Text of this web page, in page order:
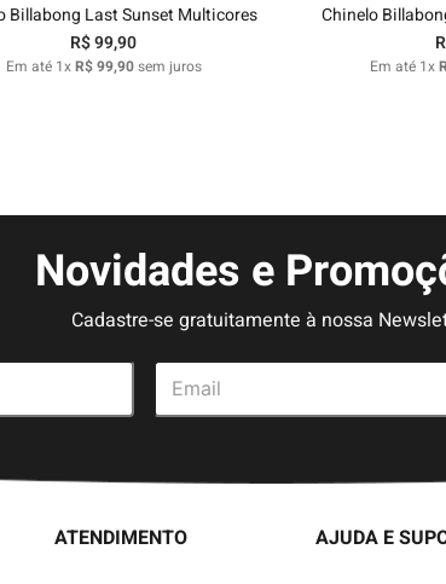
Billabong Last Sunset Multicores
R$99,90
Em até 1xR$99,90sem juros
Chinelo
Em até 1x
Novidades e
Cadastre-se gratuitamente à nossa
ATENDIMENTO AJUDA E